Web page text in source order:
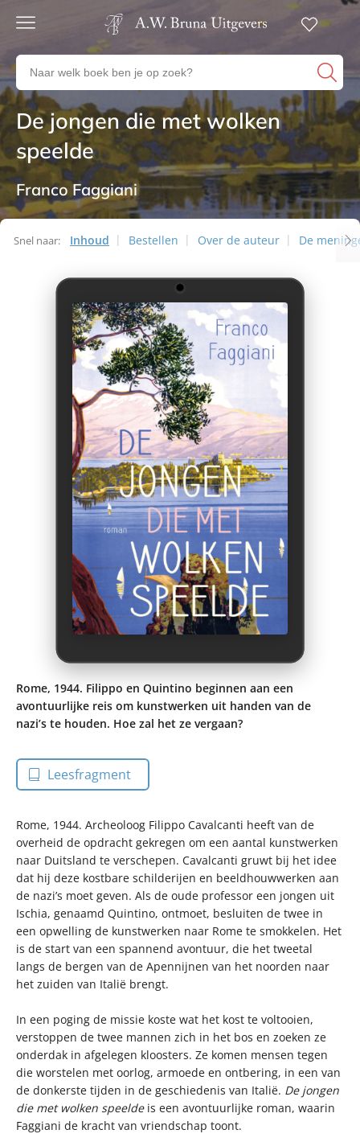
Gratis
Voor
23:00
besteld,
volgende
werkdag
in huis
Veilig
betalen
Gratis
retourneren
Zoeken
naar
boeken,
auteurs
en
uitgevers
Romans
De jongen die met wolken
speelde
Franco Faggiani
Snel naar: Inhoud Bestellen Over de auteur De
Rome, 1944. Filippo en Quintino beginnen aan een
avontuurlijke reis om kunstwerken uit handen van de
nazi’s te houden. Hoe zal het ze vergaan?
Leesfragment
Rome, 1944. Archeoloog Filippo Cavalcanti heeft van de
overheid de opdracht gekregen om een aantal kunstwerken
naar Duitsland te verschepen. Cavalcanti gruwt bij het idee
dat hij deze kostbare schilderijen en beeldhouwwerken aan
de nazi’s moet geven. Als de oude professor een jongen uit
Ischia, genaamd Quintino, ontmoet, besluiten de twee in
een opwelling de kunstwerken naar Rome te smokkelen. Het
is de start van een spannend avontuur, die het tweetal
langs de bergen van de Apennijnen van het noorden naar
het zuiden van Italië brengt.
In een poging de missie koste wat het kost te voltooien,
verstoppen de twee mannen zich in het bos en zoeken ze
onderdak in afgelegen kloosters. Ze komen mensen tegen
die worstelen met oorlog, armoede en ontbering, in een van
de donkerste tijden in de geschiedenis van Italië. De jongen
die met wolken speeldeis een avontuurlijke roman, waarin
Faggiani de kracht van vriendschap toont.